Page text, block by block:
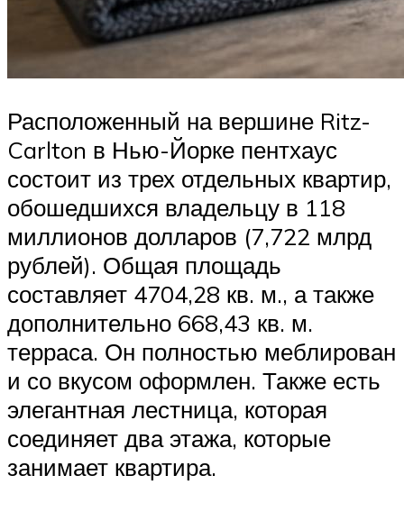
Расположенный на вершине Ritz-
Carlton в Нью-Йорке пентхаус
состоит из трех отдельных квартир,
обошедшихся владельцу в 118
миллионов долларов (7,722 млрд
рублей). Общая площадь
составляет 4704,28 кв. м., а также
дополнительно 668,43 кв. м.
терраса. Он полностью меблирован
и со вкусом оформлен. Также есть
элегантная лестница, которая
соединяет два этажа, которые
занимает квартира.